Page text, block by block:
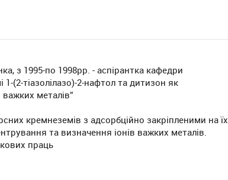
з 1995-по 1998рр. - аспірантка кафедри
1-(2-тіазолілазо)-2-нафтол та дитизон як
металів”
кремнеземів з адсорбційно закріпленими на їх
та визначення іонів важких металів.
праць